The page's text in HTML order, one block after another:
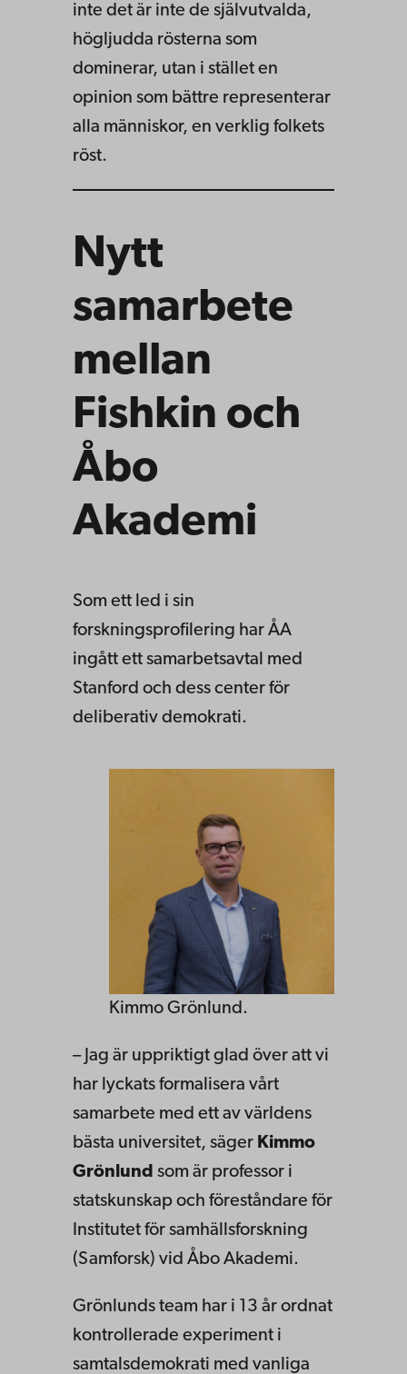
inte det är inte de självutvalda,
högljudda rösterna som
dominerar, utan i stället en
opinion som bättre representerar
alla människor, en verklig folkets
röst.
Nytt
samarbete
mellan
Fishkin och
Åbo
Akademi
Som ett led i sin
forskningsprofilering har ÅA
ingått ett samarbetsavtal med
Stanford och dess center för
deliberativ demokrati.
Kimmo Grönlund.
– Jag är uppriktigt glad över att vi
har lyckats formalisera vårt
samarbete med ett av världens
bästa universitet, säger Kimmo
Grönlund som är professor i
statskunskap och föreståndare för
Institutet för samhällsforskning
(Samforsk) vid Åbo Akademi.
Grönlunds team har i 13 år ordnat
kontrollerade experiment i
samtalsdemokrati med vanliga